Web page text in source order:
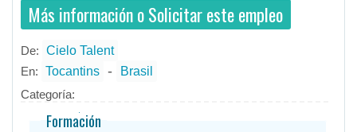
Más información o Solicitar este empleo
De: Cielo Talent
En: Tocantins -
Brasil
Categoría:
Formación